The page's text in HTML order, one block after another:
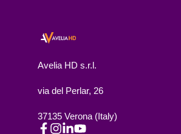
Avelia HD s.r.l.
via del Perlar, 26
37135 Verona (Italy)